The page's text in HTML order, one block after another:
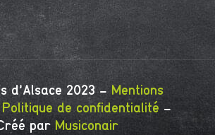
d'Alsace 2023 - Mentions
Politique de confidentialité-
par Musiconair